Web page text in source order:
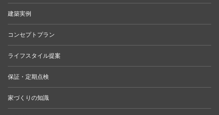
建築実例
コンセプトプラン
ライフスタイル提案
保証・定期点検
家づくりの知識